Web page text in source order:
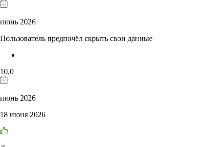
июнь 2026
Пользователь предпочёл скрыть свои данные
10,0
июнь 2026
18 июня 2026